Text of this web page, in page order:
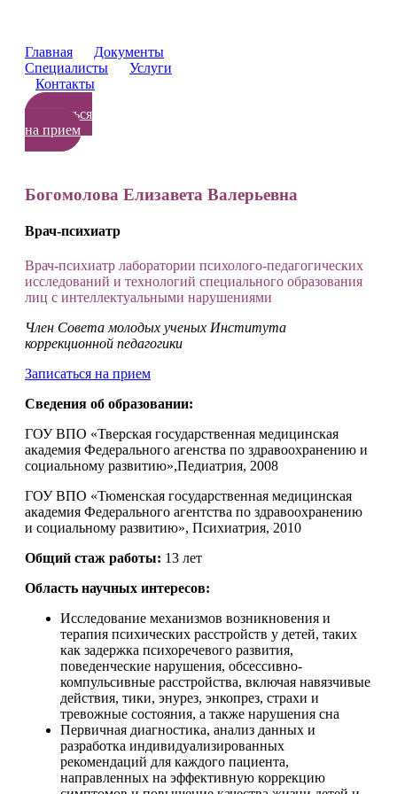
Главная
Документы
Специалисты
Услуги
Контакты
Записаться
на прием
Богомолова Елизавета Валерьевна
Врач-психиатр
Врач-психиатр лаборатории психолого-педагогических
исследований и технологий специального образования
лиц с интеллектуальными нарушениями
Член Совета молодых ученых Института
коррекционной педагогики
Записаться на прием
Сведения об образовании:
ГОУ ВПО «Тверская государственная медицинская
академия Федерального агенства по здравоохранению и
социальному развитию»,Педиатрия, 2008
ГОУ ВПО «Тюменская государственная медицинская
академия Федерального агентства по здравоохранению
и социальному развитию», Психиатрия, 2010
Общий стаж работы: 13 лет
Область научных интересов:
Исследование механизмов возникновения и
терапия психических расстройств у детей, таких
как задержка психоречевого развития,
поведенческие нарушения, обсессивно-
компульсивные расстройства, включая навязчивые
действия, тики, энурез, энкопрез, страхи и
тревожные состояния, а также нарушения сна
Первичная диагностика, анализ данных и
разработка индивидуализированных
рекомендаций для каждого пациента,
направленных на эффективную коррекцию